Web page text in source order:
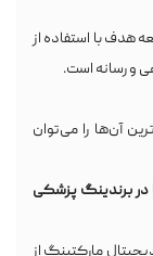
هدف با استفاده از
و رسانه است.
آن‌ها را می‌توان
در برندینگ پزشکی
مارکتینگ از